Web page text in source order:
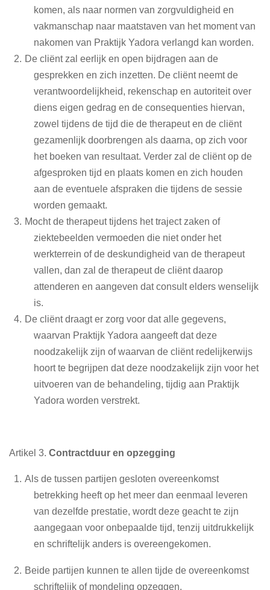
komen, als naar normen van zorgvuldigheid en
vakmanschap naar maatstaven van het moment van
nakomen van Praktijk Yadora verlangd kan worden.
De cliënt zal eerlijk en open bijdragen aan de
gesprekken en zich inzetten. De cliënt neemt de
verantwoordelijkheid, rekenschap en autoriteit over
diens eigen gedrag en de consequenties hiervan,
zowel tijdens de tijd die de therapeut en de cliënt
gezamenlijk doorbrengen als daarna, op zich voor
het boeken van resultaat. Verder zal de cliënt op de
afgesproken tijd en plaats komen en zich houden
aan de eventuele afspraken die tijdens de sessie
worden gemaakt.
Mocht de therapeut tijdens het traject zaken of
ziektebeelden vermoeden die niet onder het
werkterrein of de deskundigheid van de therapeut
vallen, dan zal de therapeut de cliënt daarop
attenderen en aangeven dat consult elders wenselijk
is.
De cliënt draagt er zorg voor dat alle gegevens,
waarvan Praktijk Yadora aangeeft dat deze
noodzakelijk zijn of waarvan de cliënt redelijkerwijs
hoort te begrijpen dat deze noodzakelijk zijn voor het
uitvoeren van de behandeling, tijdig aan Praktijk
Yadora worden verstrekt.
Artikel 3. Contractduur en opzegging
Als de tussen partijen gesloten overeenkomst
betrekking heeft op het meer dan eenmaal leveren
van dezelfde prestatie, wordt deze geacht te zijn
aangegaan voor onbepaalde tijd, tenzij uitdrukkelijk
en schriftelijk anders is overeengekomen.
Beide partijen kunnen te allen tijde de overeenkomst
schriftelijk of mondeling opzeggen.